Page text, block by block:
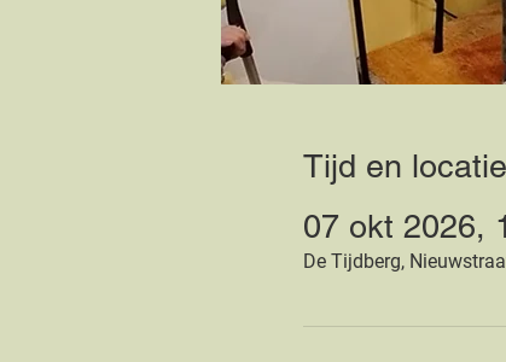
Tijd en locatie
07 okt 2026,
De Tijdberg,